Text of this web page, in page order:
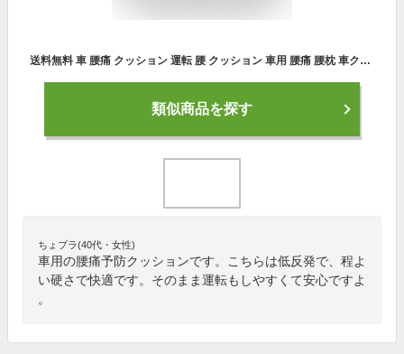
送料無料 車 腰痛 クッション 運転 腰 クッション 車用 腰痛 腰枕 車クッション 車 腰クッション 低反発 疲れない オフィス 背中 背当て 腰当て デスクワーク プレゼント ギフト カークッション 健康グッズ 敬老の日
類似商品を探す
ちょプラ(40代・女性)
車用の腰痛予防クッションです。こちらは低反発で、程よ
い硬さで快適です。そのまま運転もしやすくて安心ですよ
。